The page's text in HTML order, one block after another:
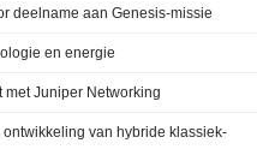
deelname aan Genesis-missie
en energie
met Juniper Networking
van hybride klassiek-